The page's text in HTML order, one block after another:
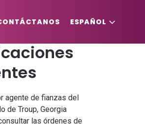
ESPAÑOL
agente de fianzas del
de Troup, Georgia
las órdenes de